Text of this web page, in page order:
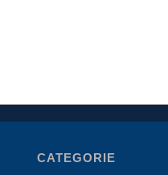
CATEGORIE